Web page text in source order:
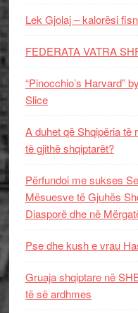
Lek Gjolaj – kalorësi
FEDERATA VATRA
“Pinocchio’s Harvard”
Slice
A duhet që Shqipëria të
të gjithë shqiptarët?
Përfundoi me sukses
Mësuesve të Gjuhës
Diasporë dhe në
Pse dhe kush e vrau
Gruaja shqiptare në
të së ardhmes